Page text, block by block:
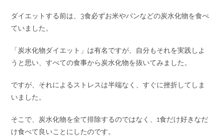
ダイエットする前は、3食必ずお米やパンなどの炭水化物を食べ
ていました。
「炭水化物ダイエット」は有名ですが、自分もそれを実践しよ
うと思い、すべての食事から炭水化物を抜いてみました。
ですが、それによるストレスは半端なく、すぐに挫折してしま
いました。
そこで、炭水化物を全て排除するのではなく、1食だけ好きなだ
け食べて良いことにしたのです。